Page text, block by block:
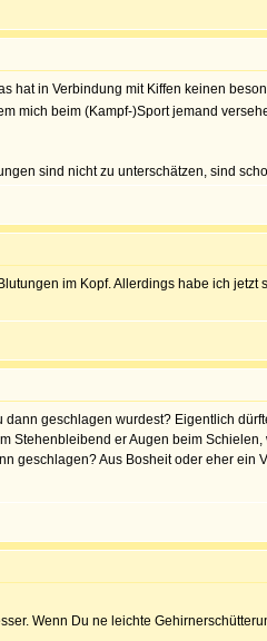
hat in Verbindung mit Kiffen keinen
mich beim (Kampf-)Sport jemand
sind nicht zu unterschätzen, sind
im Kopf. Allerdings habe ich
geschlagen wurdest? Eigentlich
Stehenbleibend er Augen beim
geschlagen? Aus Bosheit oder eher ein
Wenn Du ne leichte